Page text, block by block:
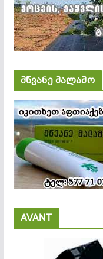
მწვანე მალამო
AVANT